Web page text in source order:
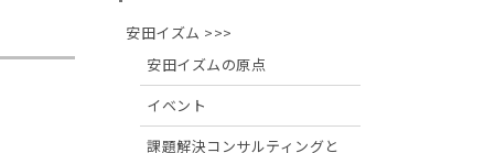
安田イズム >>>
安田イズムの原点
イベント
課題解決コンサルティングと